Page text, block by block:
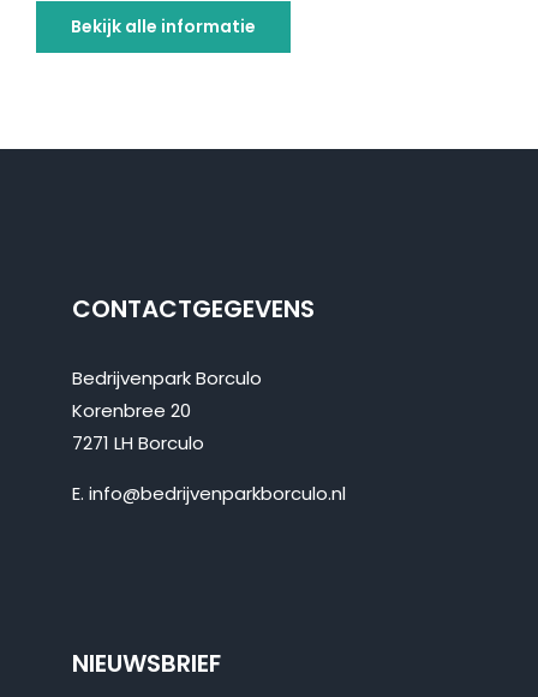
Bekijk alle informatie
CONTACTGEGEVENS
Bedrijvenpark Borculo
Korenbree 20
7271 LH Borculo
E. info@bedrijvenparkborculo.nl
NIEUWSBRIEF